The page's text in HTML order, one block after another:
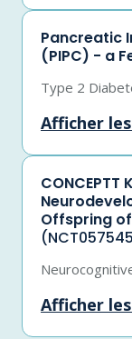
Pancreatic
(PIPC) - a
Type 2
Afficher les
Offspring
Afficher les